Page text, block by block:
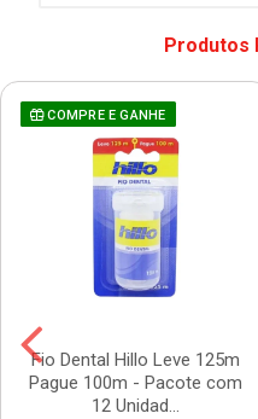
Produtos
COMPRE E GANHE
Fio Dental Hillo Leve 125m
Pague 100m - Pacote com
12 Unidad...